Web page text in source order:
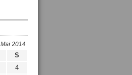
Mai 2014
S
4